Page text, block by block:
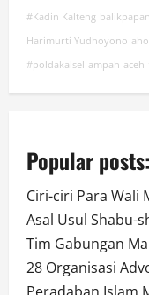
#Kadin Kalteng balikpapan
Harimurti Yudhoyono
#poldakalsel ampah aceh
Popular posts:
Ciri-ciri Para Wali
Asal Usul Shabu-
Tim Gabungan
28 Organisasi